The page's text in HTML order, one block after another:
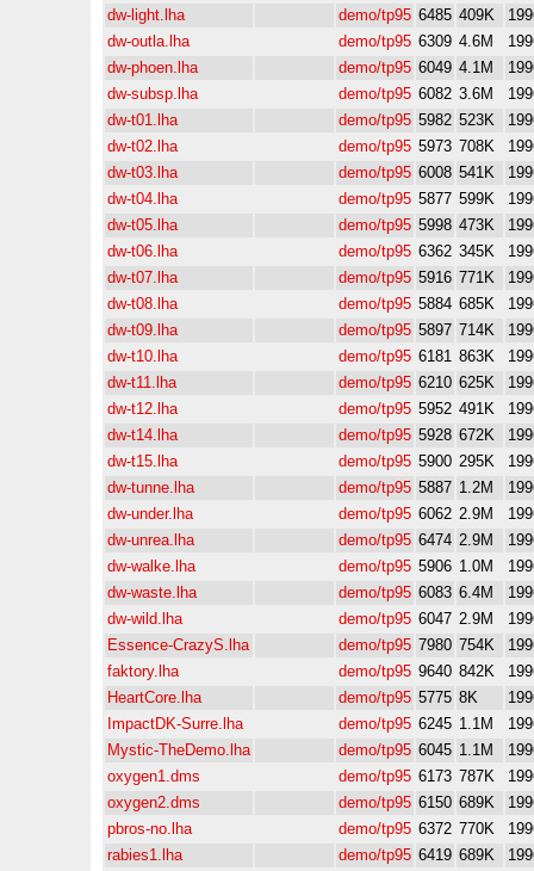
dw-light.lha
demo/tp95 6485 409K
dw-outla.lha
demo/tp95 6309 4.6M
dw-phoen.lha
demo/tp95 6049 4.1M
dw-subsp.lha
demo/tp95 6082 3.6M
dw-t01.lha
demo/tp95 5982 523K
dw-t02.lha
demo/tp95 5973 708K
dw-t03.lha
demo/tp95 6008 541K
dw-t04.lha
demo/tp95 5877 599K
dw-t05.lha
demo/tp95 5998 473K
dw-t06.lha
demo/tp95 6362 345K
dw-t07.lha
demo/tp95 5916 771K
dw-t08.lha
demo/tp95 5884 685K
dw-t09.lha
demo/tp95 5897 714K
dw-t10.lha
demo/tp95 6181 863K
dw-t11.lha
demo/tp95 6210 625K
dw-t12.lha
demo/tp95 5952 491K
dw-t14.lha
demo/tp95 5928 672K
dw-t15.lha
demo/tp95 5900 295K
dw-tunne.lha
demo/tp95 5887 1.2M
dw-under.lha
demo/tp95 6062 2.9M
dw-unrea.lha
demo/tp95 6474 2.9M
dw-walke.lha
demo/tp95 5906 1.0M
dw-waste.lha
demo/tp95 6083 6.4M
dw-wild.lha
demo/tp95 6047 2.9M
Essence-CrazyS.lha
demo/tp95 7980 754K
faktory.lha
demo/tp95 9640 842K
HeartCore.lha
demo/tp95 5775 8K
ImpactDK-Surre.lha
demo/tp95 6245 1.1M
Mystic-TheDemo.lha
demo/tp95 6045 1.1M
oxygen1.dms
demo/tp95 6173 787K
oxygen2.dms
demo/tp95 6150 689K
pbros-no.lha
demo/tp95 6372 770K
rabies1.lha
demo/tp95 6419 689K